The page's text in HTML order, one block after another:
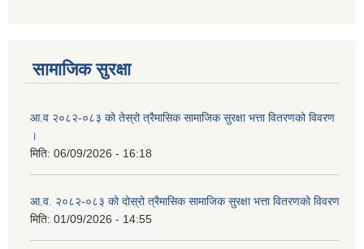
सामाजिक सुरक्षा
आ.व २०८२-०८३ को तेस्रो त्रैमासिक सामाजिक सुरक्षा भत्ता वितरणको विवरण
।
मिति: 06/09/2026 - 16:18
आ.व. २०८२-०८३ को दोस्रो त्रैमासिक सामाजिक सुरक्षा भत्ता वितरणको विवरण
मिति: 01/09/2026 - 14:55